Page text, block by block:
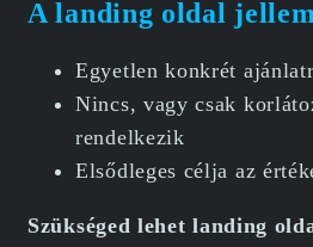
A landing oldal
Egyetlen konkrét
Nincs, vagy csak
rendelkezik
Elsődleges célja az
Szükséged lehet landing